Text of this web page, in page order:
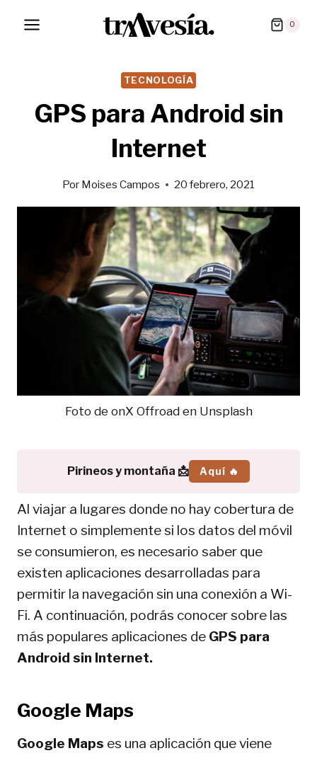
0
TECNOLOGÍA
GPS para Android sin
Internet
Por Moises Campos 20 febrero, 2021
Foto de onX Offroad en Unsplash
Pirineos y montaña 📩 Aquí 🔥
Al viajar a lugares donde no hay cobertura de
Internet o simplemente si los datos del móvil
se consumieron, es necesario saber que
existen aplicaciones desarrolladas para
permitir la navegación sin una conexión a Wi-
Fi. A continuación, podrás conocer sobre las
más populares aplicaciones de GPS para
Android sin Internet.
Google Maps
Google Maps es una aplicación que viene